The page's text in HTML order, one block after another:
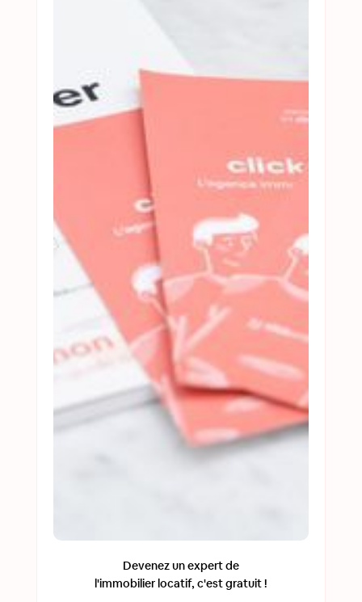
Devenez un expert de
l'immobilier locatif, c'est gratuit !